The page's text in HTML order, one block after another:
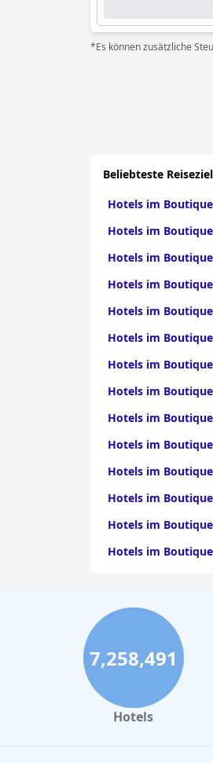
*Es können zusätzliche
Beliebteste
Hotels im
Hotels im
Hotels im
Hotels im
Hotels im
Hotels im
Hotels im
Hotels im
Hotels im
Hotels im
Hotels im
Hotels im
Hotels im
Hotels im
7,258,491
Hotels